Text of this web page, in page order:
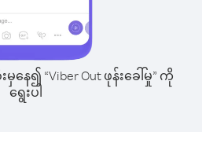
မှနေ၍ “Viber Out ဖုန်းခေါ်မှု” ကို
ရွေးပါ